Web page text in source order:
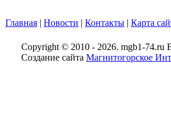
Главная | Новости | Контакты | Карта
Copyright © 2010 - 2026. mgb1-74.ru
Создание сайта Магнитогорское